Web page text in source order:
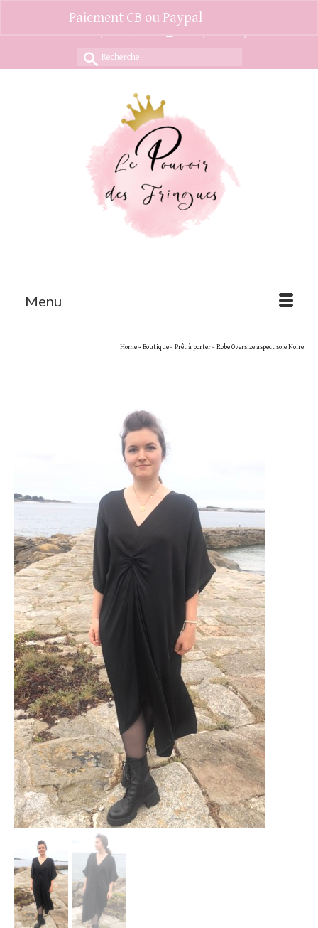
Paiement CB ou Paypal
Contact Mon compte Votre panier 0,00 €
Rechercher :
Menu
Home » Boutique » Prêt à porter » Robe Oversize aspect soie Noire